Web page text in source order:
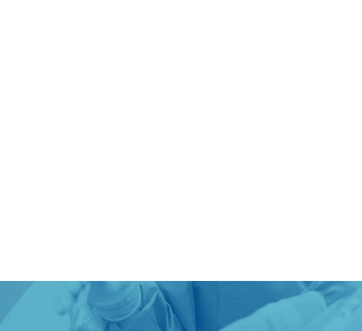
HOME